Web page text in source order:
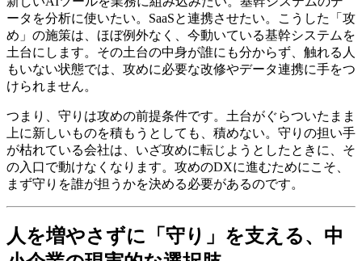
ータを分析に使いたい。SaaSと連携させたい。こうした「攻
め」の施策は、ほぼ例外なく、今動いている基幹システムを
土台にします。その土台の中身が誰にも分からず、触れる人
もいない状態では、攻めに必要な改修やデータ連携に手をつ
けられません。
つまり、守りは攻めの前提条件です。土台がぐらついたまま
上に新しいものを積もうとしても、積めない。守りの担い手
が枯れている会社は、いざ攻めに転じようとしたときに、そ
の入口で動けなくなります。攻めのDXに進むためにこそ、
まず守りを誰が担うかを決める必要があるのです。
人を増やさずに「守り」を支える、中